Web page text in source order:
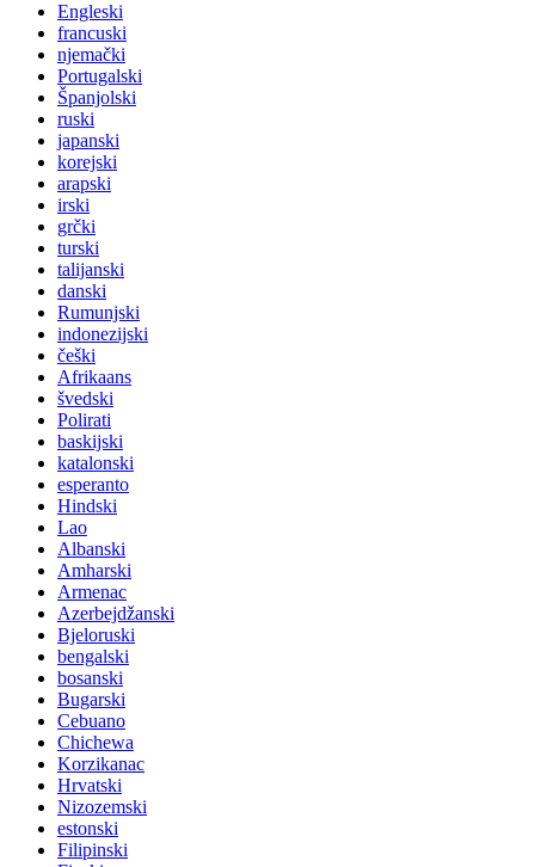
Engleski
francuski
njemački
Portugalski
Španjolski
ruski
japanski
korejski
arapski
irski
grčki
turski
talijanski
danski
Rumunjski
indonezijski
češki
Afrikaans
švedski
Polirati
baskijski
katalonski
esperanto
Hindski
Lao
Albanski
Amharski
Armenac
Azerbejdžanski
Bjeloruski
bengalski
bosanski
Bugarski
Cebuano
Chichewa
Korzikanac
Hrvatski
Nizozemski
estonski
Filipinski